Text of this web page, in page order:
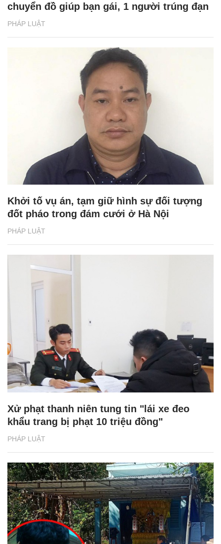
PHÁP LUẬT
chuyển đồ giúp bạn gái, 1 người trúng đạn
PHÁP LUẬT
Khởi tố vụ án, tạm giữ hình sự đối tượng
đốt pháo trong đám cưới ở Hà Nội
PHÁP LUẬT
Xử phạt thanh niên tung tin "lái xe đeo
khẩu trang bị phạt 10 triệu đồng"